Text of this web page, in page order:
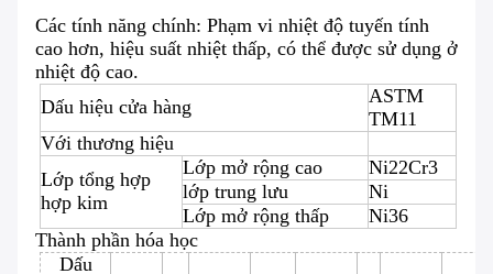
Các tính năng chính: Phạm vi nhiệt độ tuyến tính
cao hơn, hiệu suất nhiệt thấp, có thể được sử dụng ở
nhiệt độ cao.
Dấu hiệu cửa hàng
ASTM
TM11
Với thương hiệu
Lớp tổng hợp
hợp kim
Lớp mở rộng cao
Ni22Cr3
lớp trung lưu
Ni
Lớp mở rộng thấp
Ni36
Thành phần hóa học
Dấu